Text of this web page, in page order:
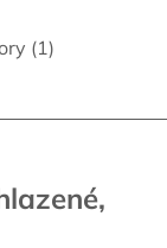
(1)